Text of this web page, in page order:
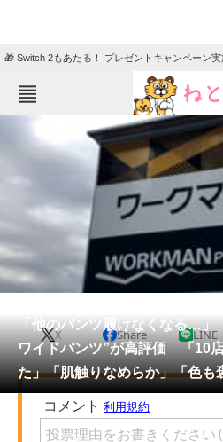
🎁 Switch 2もあたる！ プレゼントキャンペーン実
ねとらぼメニュー
ニュ
ク
グルメ
住まい 教
動物
会員記事
メディア
注目記事を集めた総合ページ
ITの今と未来を見通す
「他のパンツ履けなくなる…
ワイドパンツ”が高評価 「10
た」「肌触りなめらか」「色も
X Share LINE